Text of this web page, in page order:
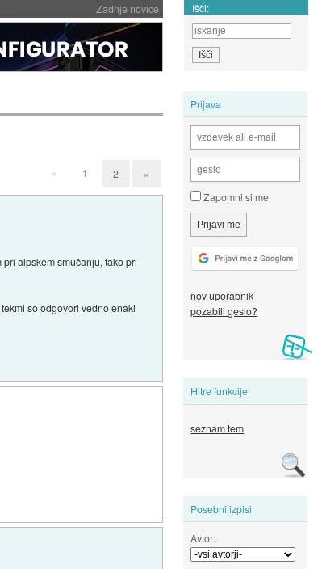
Zadnje novice Išči:
Prijava
Zapomni si me
nov uporabnik
pozabili geslo?
Hitre funkcije
seznam tem
Posebni izpisi
Avtor:
« 1 2 »
alpskem smučanju, tako pri
so odgovori vedno enaki